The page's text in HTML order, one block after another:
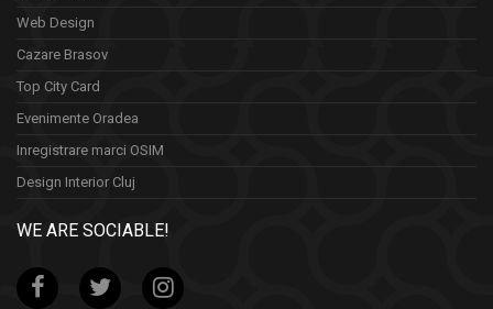
Web Design
Cazare Brasov
Top City Card
Evenimente Oradea
Inregistrare marci OSIM
Design Interior Cluj
WE ARE SOCIABLE!